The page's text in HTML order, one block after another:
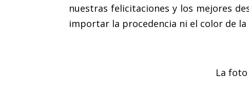
nuestras felicitaciones y los mejores
importar la procedencia ni el color de la
La